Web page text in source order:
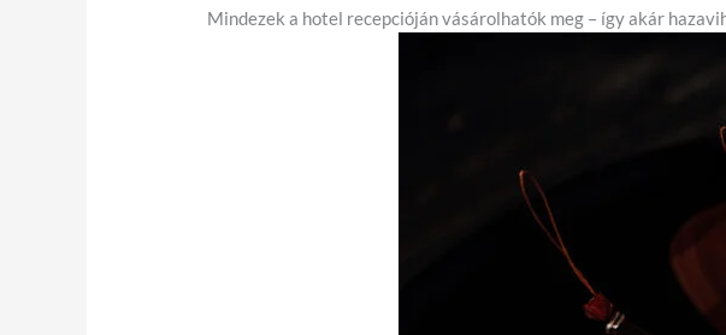
Mindezek a hotel recepcióján vásárolhatók meg – így akár